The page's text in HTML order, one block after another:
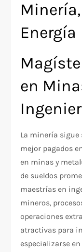
Energía
en
La minería sigue
mejor pagados
en minas y
de sueldos
maestrías en
mineros,
operaciones
atractivas para
especializarse